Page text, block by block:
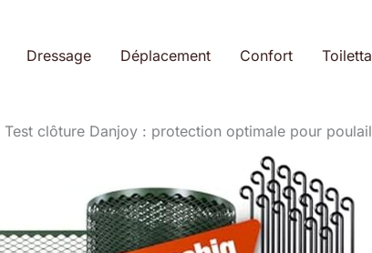
Dressage Déplacement Confort
Test clôture Danjoy : protection optimale pour